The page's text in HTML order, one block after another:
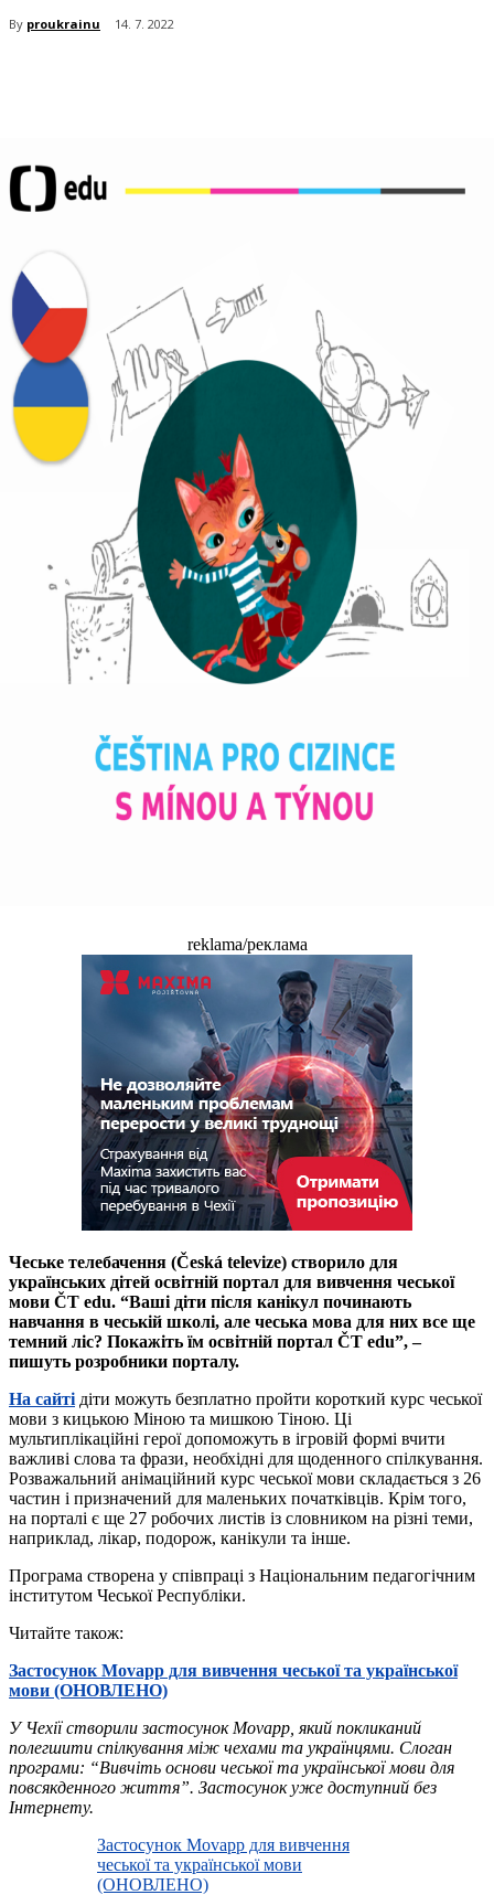
By proukrainu 14. 7. 2022
reklama/реклама
Чеське телебачення (Česká televize) створило для
українських дітей освітній портал для вивчення чеської
мови ČT edu. “Ваші діти після канікул починають
навчання в чеській школі, але чеська мова для них все ще
темний ліс? Покажіть їм освітній портал ČT edu”, –
пишуть розробники порталу.
На сайті діти можуть безплатно пройти короткий курс чеської
мови з кицькою Міною та мишкою Тіною. Ці
мультиплікаційні герої допоможуть в ігровій формі вчити
важливі слова та фрази, необхідні для щоденного спілкування.
Розважальний анімаційний курс чеської мови складається з 26
частин і призначений для маленьких початківців. Крім того,
на порталі є ще 27 робочих листів із словником на різні теми,
наприклад, лікар, подорож, канікули та інше.
Програма створена у співпраці з Національним педагогічним
інститутом Чеської Республіки.
Читайте також:
Застосунок Movapp для вивчення чеської та української
мови (ОНОВЛЕНО)
У Чехії створили застосунок Movapp, який покликаний
полегшити спілкування між чехами та українцями. Слоган
програми: “Вивчіть основи чеської та української мови для
повсякденного життя”. Застосунок уже доступний без
Інтернету.
Застосунок Movapp для вивчення
чеської та української мови
(ОНОВЛЕНО)